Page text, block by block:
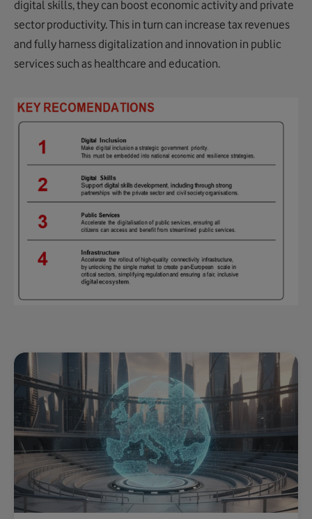
digital skills, they can boost economic activity and private
sector productivity. This in turn can increase tax revenues
and fully harness digitalization and innovation in public
services such as healthcare and education.